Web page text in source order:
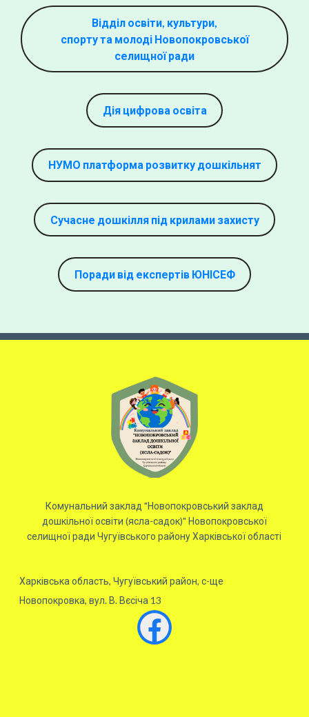
Відділ освіти, культури,
спорту та молоді Новопокровської
селищної ради
Дія цифрова освіта
НУМО платформа розвитку дошкільнят
Сучасне дошкілля під крилами захисту
Поради від експертів ЮНІСЕФ
Комунальний заклад "Новопокровський заклад
дошкільної освіти (ясла-садок)" Новопокровської
селищної ради Чугуївського району Харківської області
Харківська область, Чугуївський район, с-ще
Новопокровка, вул. В. Вєсіча 13
Facebook